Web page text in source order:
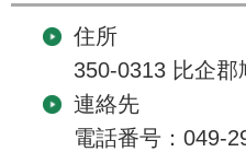
住所
350-0313 比企
連絡先
電話番号：049-